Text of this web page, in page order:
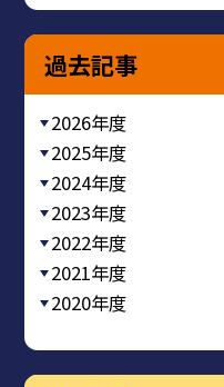
過去記事
2026年度
2025年度
2024年度
2023年度
2022年度
2021年度
2020年度